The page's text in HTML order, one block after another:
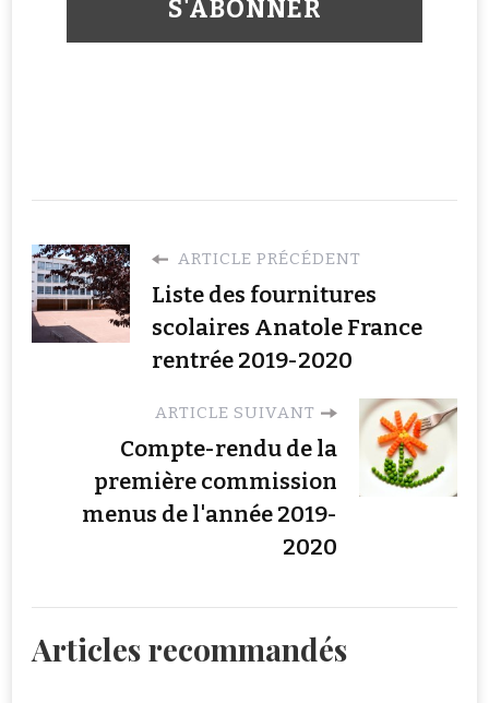
ARTICLE PRÉCÉDENT
Liste des fournitures
scolaires Anatole France
rentrée 2019-2020
ARTICLE SUIVANT
Compte-rendu de la
première commission
menus de l'année 2019-
2020
Articles recommandés